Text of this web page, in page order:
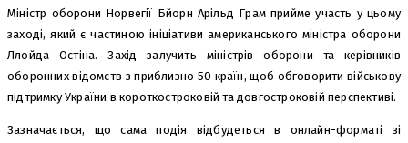
Міністр оборони Норвегії Бйорн Арільд Грам прийме участь у цьому
заході, який є частиною ініціативи американського міністра оборони
Ллойда Остіна. Захід залучить міністрів оборони та керівників
оборонних відомств з приблизно 50 країн, щоб обговорити військову
підтримку України в короткостроковій та довгостроковій перспективі.
Зазначається, що сама подія відбудеться в онлайн-форматі зі